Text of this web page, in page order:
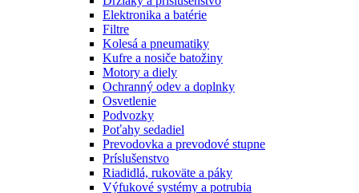
Elektronika a batérie
Filtre
Kolesá a pneumatiky
Kufre a nosiče batožiny
Motory a diely
Ochranný odev a doplnky
Osvetlenie
Podvozky
Poťahy sedadiel
Prevodovka a prevodové stupne
Príslušenstvo
Riadidlá, rukoväte a páky
Výfukové systémy a potrubia